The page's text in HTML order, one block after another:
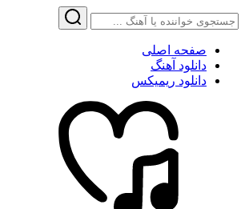
صفحه اصلی
دانلود آهنگ
دانلود ریمیکس